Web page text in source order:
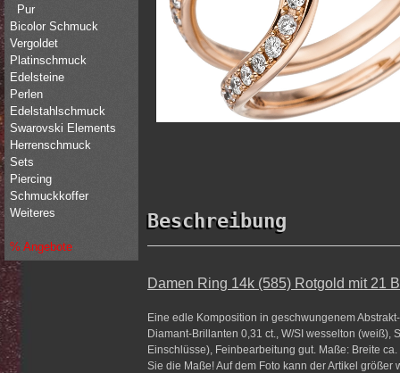
Beschreibung
Damen Ring 14k (585) Rotgold mit 21
Eine edle Komposition in geschwungenem
Diamant-Brillanten 0,31 ct., W/SI wesselton
Einschlüsse), Feinbearbeitung gut. Maße: Breite
Sie die Maße! Auf dem Foto kann der Artikel größer
Pur
Bicolor Schmuck
Vergoldet
Platinschmuck
Edelsteine
Perlen
Edelstahlschmuck
Swarovski Elements
Herrenschmuck
Sets
Piercing
Schmuckkoffer
Weiteres
% Angebote